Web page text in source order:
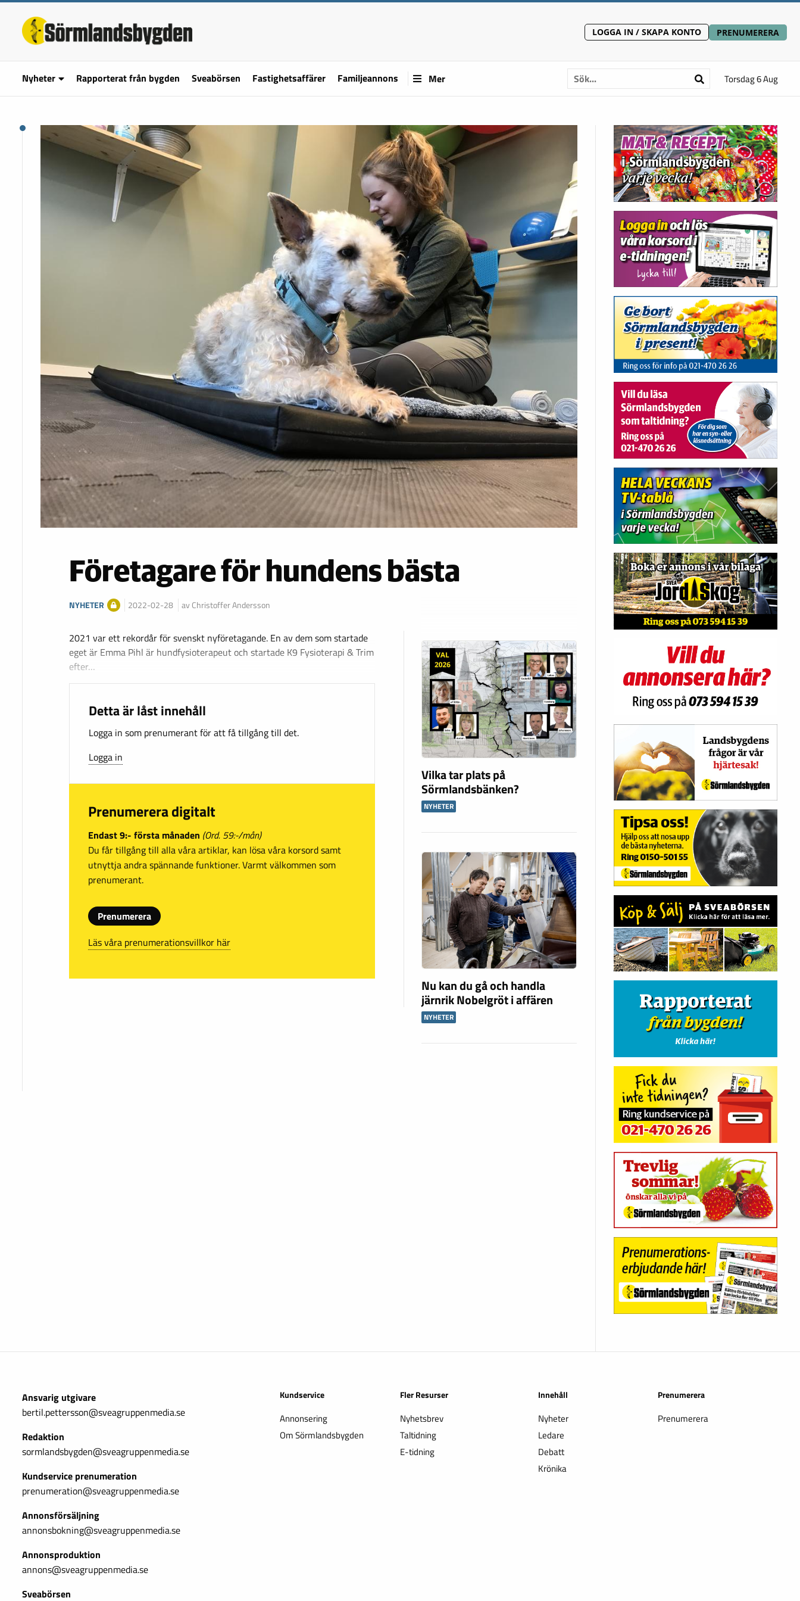
LOGGA IN / SKAPA KONTO PRENUMERERA
Nyheter Rapporterat från bygden Sveabörsen Fastighetsaffärer Familjeannons Mer Torsdag 6 Aug
Företagare för hundens bästa
NYHETER 2022-02-28 av Christoffer Andersson
2021 var ett rekordår för svenskt nyföretagande. En av dem som startade
eget är Emma Pihl är hundfysioterapeut och startade K9 Fysioterapi & Trim
efter…
Detta är låst innehåll
Logga in som prenumerant för att få tillgång till det.
Logga in
Prenumerera digitalt
Endast 9:- första månaden (Ord. 59:-/mån)
Du får tillgång till alla våra artiklar, kan lösa våra korsord samt
utnyttja andra spännande funktioner. Varmt välkommen som
prenumerant.
Prenumerera
Läs våra prenumerationsvillkor här
Vilka tar plats på
Sörmlandsbänken?
NYHETER
Nu kan du gå och handla
järnrik Nobelgröt i affären
NYHETER
Ansvarig utgivare
bertil.pettersson@sveagruppenmedia.se
Redaktion
sormlandsbygden@sveagruppenmedia.se
Kundservice prenumeration
prenumeration@sveagruppenmedia.se
Annonsförsäljning
annonsbokning@sveagruppenmedia.se
Annonsproduktion
annons@sveagruppenmedia.se
Sveabörsen
Kundservice
Annonsering
Om Sörmlandsbygden
Fler Resurser
Nyhetsbrev
Taltidning
E-tidning
Innehåll
Nyheter
Ledare
Debatt
Krönika
Prenumerera
Prenumerera